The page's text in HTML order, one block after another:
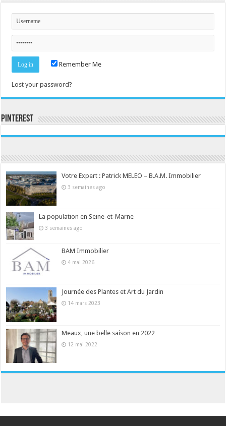
Remember Me
Lost your password?
Pinterest
Votre Expert : Patrick MELEO – B.A.M. Immobilier
3 semaines ago
La population en Seine-et-Marne
3 semaines ago
BAM Immobilier
4 mai 2026
Journée des Plantes et Art du Jardin
14 mars 2023
Meaux, une belle saison en 2022
12 mai 2022